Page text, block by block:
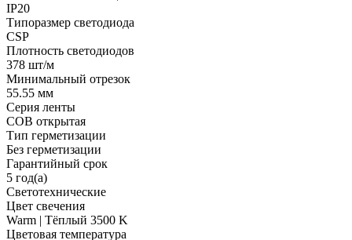
IP20
Типоразмер светодиода
CSP
Плотность светодиодов
378 шт/м
Минимальный отрезок
55.55 мм
Серия ленты
COB открытая
Тип герметизации
Без герметизации
Гарантийный срок
5 год(а)
Светотехнические
Цвет свечения
Warm | Тёплый 3500 K
Цветовая температура